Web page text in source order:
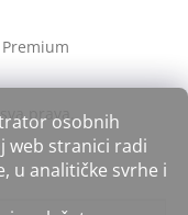
osobnih
web stranici radi
u analitičke svrhe i